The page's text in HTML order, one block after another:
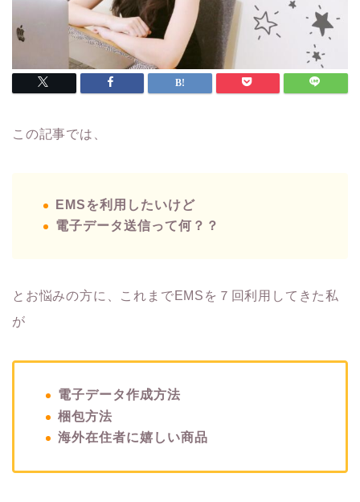
この記事では、
EMSを利用したいけど
電子データ送信って何？？
とお悩みの方に、これまでEMSを７回利用してきた私
が
電子データ作成方法
梱包方法
海外在住者に嬉しい商品